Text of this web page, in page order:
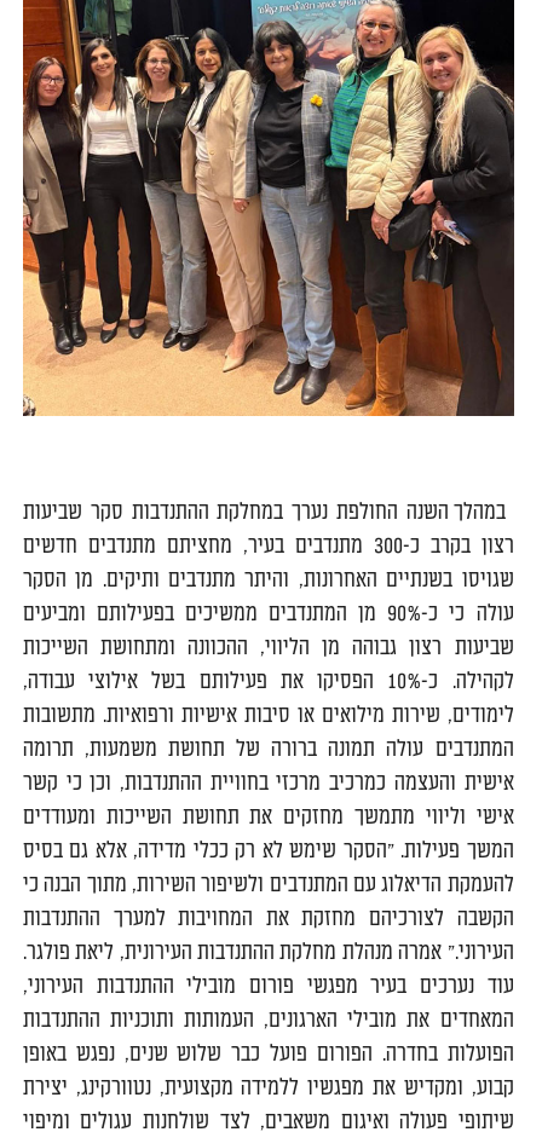
במהלך השנה החולפת נערך במחלקת ההתנדבות סקר שביעות
רצון בקרב כ-300 מתנדבים בעיר, מחציתם מתנדבים חדשים
שגויסו בשנתיים האחרונות, והיתר מתנדבים ותיקים. מן הסקר
עולה כי כ-90% מן המתנדבים ממשיכים בפעילותם ומביעים
שביעות רצון גבוהה מן הליווי, ההכוונה ומתחושת השייכות
לקהילה. כ-10% הפסיקו את פעילותם בשל אילוצי עבודה,
לימודים, שירות מילואים או סיבות אישיות ורפואיות. מתשובות
המתנדבים עולה תמונה ברורה של תחושת משמעות, תרומה
אישית והעצמה כמרכיב מרכזי בחוויית ההתנדבות, וכן כי קשר
אישי וליווי מתמשך מחזקים את תחושת השייכות ומעודדים
המשך פעילות. "הסקר שימש לא רק ככלי מדידה, אלא גם בסיס
להעמקת הדיאלוג עם המתנדבים ולשיפור השירות, מתוך הבנה כי
הקשבה לצורכיהם מחזקת את המחויבות למערך ההתנדבות
העירוני." אמרה מנהלת מחלקת ההתנדבות העירונית, ליאת פולגר.
עוד נערכים בעיר מפגשי פורום מובילי ההתנדבות העירוני,
המאחדים את מובילי הארגונים, העמותות ותוכניות ההתנדבות
הפועלות בחדרה. הפורום פועל כבר שלוש שנים, נפגש באופן
קבוע, ומקדיש את מפגשיו ללמידה מקצועית, נטוורקינג, יצירת
שיתופי פעולה ואיגום משאבים, לצד שולחנות עגולים ומיפוי